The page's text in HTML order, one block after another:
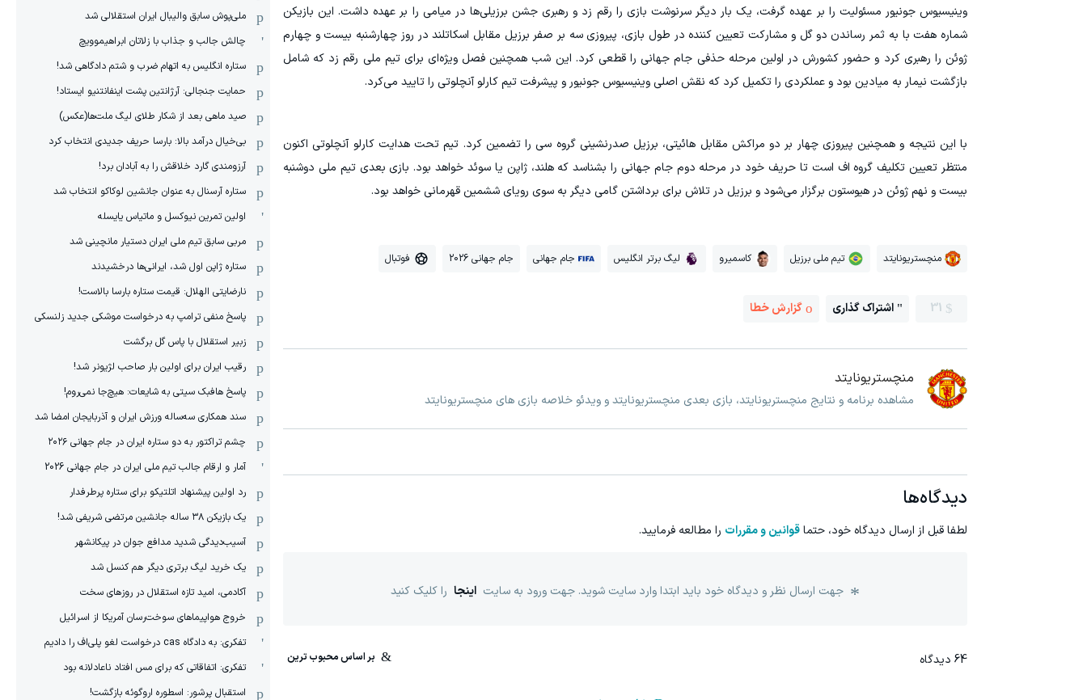
وینیسیوس جونیور مسئولیت را بر عهده گرفت، یک بار دیگر سرنوشت بازی را رقم زد و رهبری جشن برزیلی‌ها در میامی را بر عهده داشت. این بازیکن
شماره هفت با به ثمر رساندن دو گل و مشارکت تعیین کننده در طول بازی، پیروزی سه بر صفر برزیل مقابل اسکاتلند در روز چهارشنبه بیست و چهارم
ژوئن را رهبری کرد و حضور کشورش در اولین مرحله حذفی جام جهانی را قطعی کرد. این شب همچنین فصل ویژه‌ای برای تیم ملی رقم زد که شامل
بازگشت نیمار به میادین بود و عملکردی را تکمیل کرد که نقش اصلی وینیسیوس جونیور و پیشرفت تیم کارلو آنچلوتی را تایید می‌کرد.
با این نتیجه و همچنین پیروزی چهار بر دو مراکش مقابل هائیتی، برزیل صدرنشینی گروه سی را تضمین کرد. تیم تحت هدایت کارلو آنچلوتی اکنون
منتظر تعیین تکلیف گروه اف است تا حریف خود در مرحله دوم جام جهانی را بشناسد که هلند، ژاپن یا سوئد خواهد بود. بازی بعدی تیم ملی دوشنبه
بیست و نهم ژوئن در هیوستون برگزار می‌شود و برزیل در تلاش برای برداشتن گامی دیگر به سوی رویای ششمین قهرمانی خواهد بود.
منچستریونایتد تیم ملی برزیل کاسمیرو لیگ برتر انگلیس جام جهانی جام جهانی 2026 فوتبال
31 اشتراک گذاری گزارش خطا
منچستریونایتد
مشاهده برنامه و نتایج منچستریونایتد، بازی بعدی منچستریونایتد و ویدئو خلاصه بازی های منچستریونایتد
دیدگاه‌ها
لطفا قبل از ارسال دیدگاه خود، حتماقوانین و مقررات را مطالعه فرمایید.
جهت ارسال نظر و دیدگاه خود باید ابتدا وارد سایت شوید. جهت ورود به سایت اینجا را کلیک کنید
64 دیدگاه
ملی‌پوش سابق والیبال ایران استقلالی شد
چالش جالب و جذاب با زلاتان ابراهیموویچ
ستاره انگلیس به اتهام ضرب و شتم دادگاهی شد!
حمایت جنجالی: آرژانتین پشت اینفانتنیو ایستاد!
صید ماهی بعد از شکار طلای لیگ ملت‌ها(عکس)
بی‌خیال درآمد بالا: بارسا حریف جدیدی انتخاب کرد
آرزومندی گارد خلاقش را به آبادان برد!
ستاره آرسنال به عنوان جانشین لوکاکو انتخاب شد
اولین تمرین نیوکسل و ماتیاس یایسله
مربی سابق تیم ملی ایران دستیار مانچینی شد
ستاره ژاپن اول شد، ایرانی‌ها درخشیدند
نارضایتی الهلال: قیمت ستاره بارسا بالاست!
پاسخ منفی ترامپ به درخواست موشکی جدید زلنسکی
زبیر استقلال با پاس گل برگشت
رقیب ایران برای اولین بار صاحب لژیونر شد!
پاسخ هافبک سیتی به شایعات: هیچ‌جا نمی‌روم!
سند همکاری سه‌ساله‌ ‌ورزش ایران و آذربایجان امضا شد
چشم تراکتور به دو ستاره ایران در جام جهانی ۲۰۲۶
آمار و ارقام جالب تیم ملی ایران در جام جهانی 2026
رد اولین پیشنهاد اتلتیکو برای ستاره پرطرفدار
یک بازیکن ۳۸ ساله جانشین مرتضی شریفی شد!
آسیب‌دیدگی شدید مدافع جوان در پیکانشهر
یک خرید لیگ برتری دیگر هم کنسل شد
آکادمی، امید تازه استقلال در روزهای سخت
خروج هواپیماهای سوخت‌رسان آمریکا از اسرائیل
تفکری: به دادگاه cas درخواست لغو پلی‌اف را دادیم
تفکری: اتفاقاتی که برای مس افتاد ناعادلانه بود
استقبال پرشور: اسطوره اروگوئه بازگشت!